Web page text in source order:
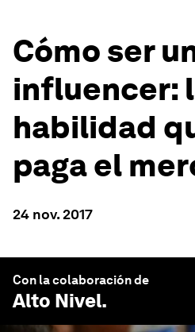
Cómo ser
influencer:
habilidad
paga el
24 nov. 2017
Con la colaboración de
Alto Nivel.